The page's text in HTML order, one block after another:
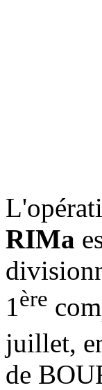
RIMa
1ère
juillet,
de